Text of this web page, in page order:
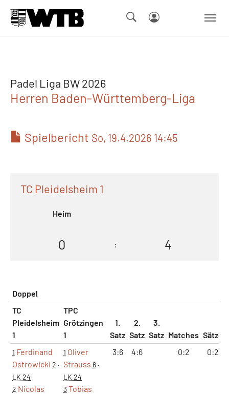
Padel Liga BW 2026
Herren Baden-Württemberg-Liga
Spielbericht So, 19.4.2026 14:45
TC Pleidelsheim 1
Heim
0 : 4
Doppel
TC
Pleidelsheim
1
TPC
Grötzingen
1
1.
Satz
2.
Satz
3.
Satz Matches Sätze
1 Ferdinand
Ostrowicki 2 ·
LK 24
2 Nicolas
1 Oliver
Strauss 6·
LK 24
3Tobias
3:6 4:6 0:2 0:2